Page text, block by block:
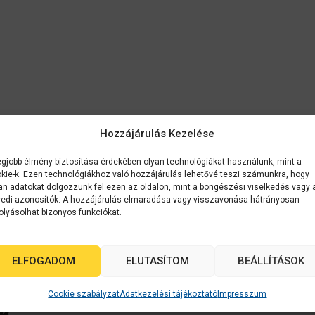
Hozzájárulás Kezelése
élmény biztosítása érdekében olyan technológiákat használunk, mint a
k. Ezen technológiákhoz való hozzájárulás lehetővé teszi számunkra, hogy
adatokat dolgozzunk fel ezen az oldalon, mint a böngészési viselkedés vagy
azonosítók. A hozzájárulás elmaradása vagy visszavonása hátrányosan
bizonyos funkciókat.
ELFOGADOM ELUTASÍTOM BEÁLLÍTÁSOK
Cookie szabályzatAdatkezelési tájékoztatóImpresszum